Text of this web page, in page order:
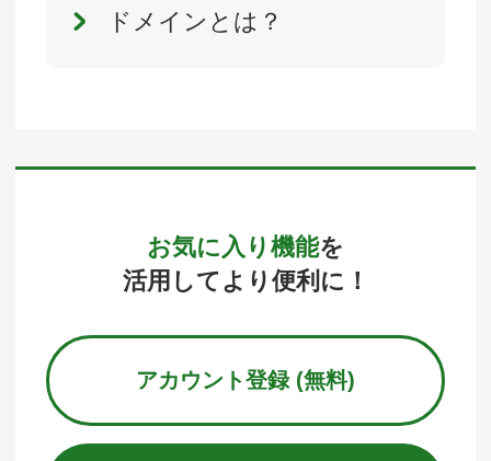
ドメインとは？
お気に入り機能を
活用してより便利に！
アカウント登録 (無料)